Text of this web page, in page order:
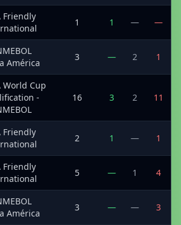
Friendly
1 1 — —
América
3 — 2 1
World Cup
-
16 3 2 11
Friendly
2 1 — 1
Friendly
5 — 1 4
América
3 — — 3